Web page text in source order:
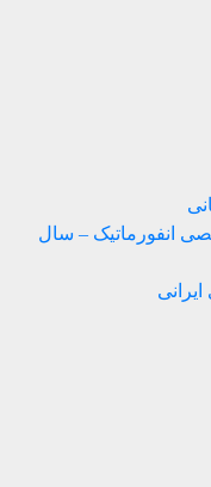
انفورماتیک – سال